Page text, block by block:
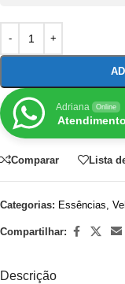
Adriana Online
Comparar Lista
Categorias: Essências,
Compartilhar:
Descrição